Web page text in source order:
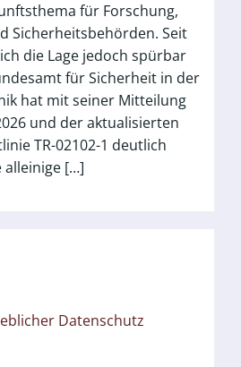
für Forschung,
Sicherheitsbehörden. Seit
die Lage jedoch spürbar
für Sicherheit in der
hat mit seiner Mitteilung
und der aktualisierten
TR-02102-1 deutlich
alleinige […]
Datenschutz